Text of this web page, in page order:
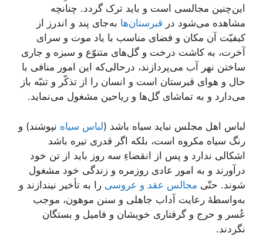
این‌چنین مجالسی است و باید ترک گردد. چنانچه
مشاهده می‌شود در قبرستان‌ها به‌جای پند و اندرز از
کیفیّت آن مکان و فضای مناسب با یاد موت و سرای
آخرت، به کاشت درخت و گل‌های متنوّع و سبزه و جاری
ساختن نهر آب می‌پردازند، در‌حالی‌که این امور منافی با
حال و هوای قبرستان است و انسان را از تذکّر و تنبّه باز
می‌دارد و به تماشای گل‌ها و ریاحین مشغول می‌نماید.
لباس اهل مجلس نباید سیاه باشد (لباس سیاه نپوشند) و
رنگ سیاه مکروه است، بلکه اگر قدری تیره باشد
اشکالی ندارد و پس از انقضاءِ سه روز باید از تن خود
درآورند و به امور عادی روزمره و زندگی خود مشغول
شوند. حتّی مجالس عقد و عروسی را به تأخیر نیندازند و
به‌واسطۀ رعایت آداب جاهلی و سنن موهون، موجب
عُسر و حرج و گرفتاری خویشان و فامیل و بستگان
نگردند.